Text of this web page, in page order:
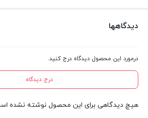
دیدگاهها
درمورد این محصول دیدگاه درج کنید.
درج دیدگاه
هیچ دیدگاهی برای این محصول نوشته نشده